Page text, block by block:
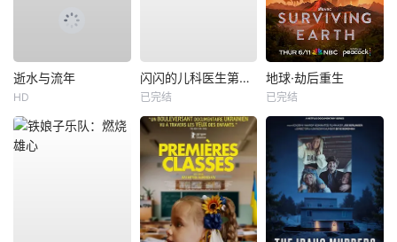
逝水与流年
HD
闪闪的儿科医生第四季
已完结
地球·劫后重生
已完结